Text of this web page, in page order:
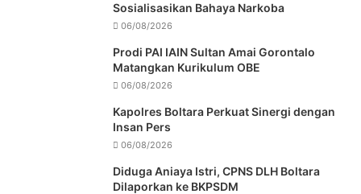
Sosialisasikan Bahaya Narkoba
06/08/2026
Prodi PAI IAIN Sultan Amai Gorontalo
Matangkan Kurikulum OBE
06/08/2026
Kapolres Boltara Perkuat Sinergi dengan
Insan Pers
06/08/2026
Diduga Aniaya Istri, CPNS DLH Boltara
Dilaporkan ke BKPSDM